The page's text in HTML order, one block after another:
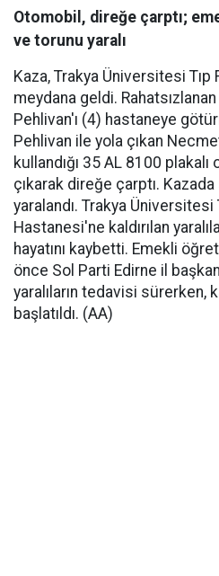
Otomobil, direğe çarptı;
ve torunu yaralı
Kaza, Trakya Üniversitesi
meydana geldi.
Pehlivan'ı (4) hastaneye
Pehlivan ile yola çıkan
kullandığı 35 AL 8100
çıkarak direğe çarptı.
yaralandı. Trakya Üniversitesi
Hastanesi'ne kaldırılan
hayatını kaybetti. Emekli
önce Sol Parti Edirne il
yaralıların tedavisi sürerken,
başlatıldı. (AA)